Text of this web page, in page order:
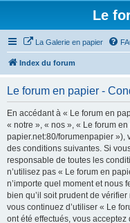
Le
La Galerie en papier
Index du forum
Le forum en papier -
En accédant à « Le forum en
« notre », « nos », « Le forum
papier.net:80/forumenpapier »),
des conditions suivantes. Si
responsable de toutes les
n’utilisez pas « Le forum en
n’importe quel moment et nous
bien qu’il soit prudent de
vous continuez d’utiliser « Le
ont été effectués, vous